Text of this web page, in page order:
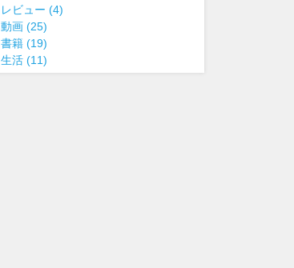
レビュー (4)
動画 (25)
書籍 (19)
生活 (11)